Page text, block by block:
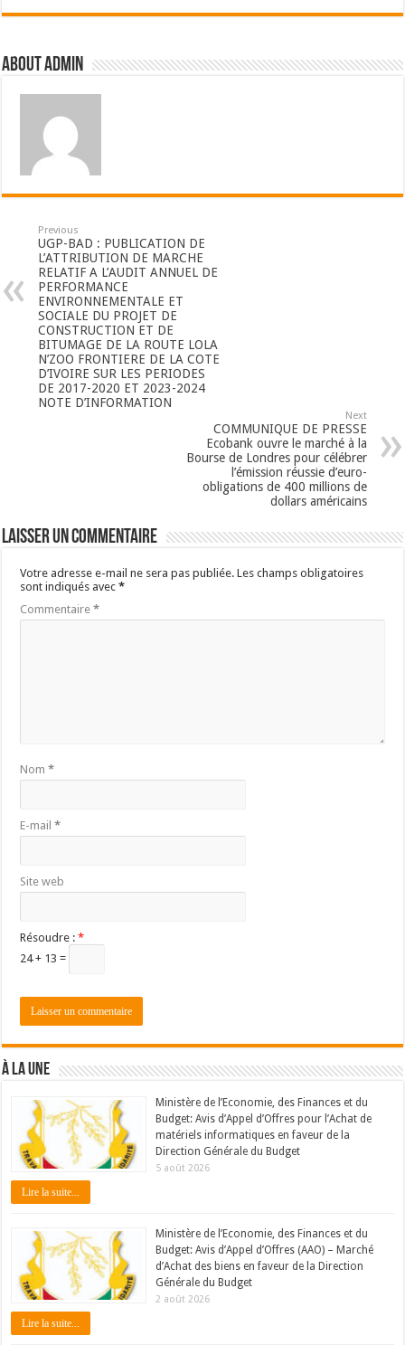
About admin
Previous
UGP-BAD : PUBLICATION DE
L’ATTRIBUTION DE MARCHE
RELATIF A L’AUDIT ANNUEL DE
PERFORMANCE
ENVIRONNEMENTALE ET
SOCIALE DU PROJET DE
CONSTRUCTION ET DE
BITUMAGE DE LA ROUTE LOLA
N’ZOO FRONTIERE DE LA COTE
D’IVOIRE SUR LES PERIODES
DE 2017-2020 ET 2023-2024
NOTE D’INFORMATION
Next
COMMUNIQUE DE PRESSE
Ecobank ouvre le marché à la
Bourse de Londres pour célébrer
l’émission réussie d’euro-
obligations de 400 millions de
dollars américains
Laisser un commentaire
Votre adresse e-mail ne sera pas publiée. Les champs obligatoires
sont indiqués avec*
Commentaire*
Nom*
E-mail*
Site web
Résoudre :*
24 + 13 =
À LA UNE
Ministère de l’Economie, des Finances et du
Budget: Avis d’Appel d’Offres pour l’Achat de
matériels informatiques en faveur de la
Direction Générale du Budget
5 août 2026
Lire la suite...
Ministère de l’Economie, des Finances et du
Budget: Avis d’Appel d’Offres (AAO) – Marché
d’Achat des biens en faveur de la Direction
Générale du Budget
2 août 2026
Lire la suite...